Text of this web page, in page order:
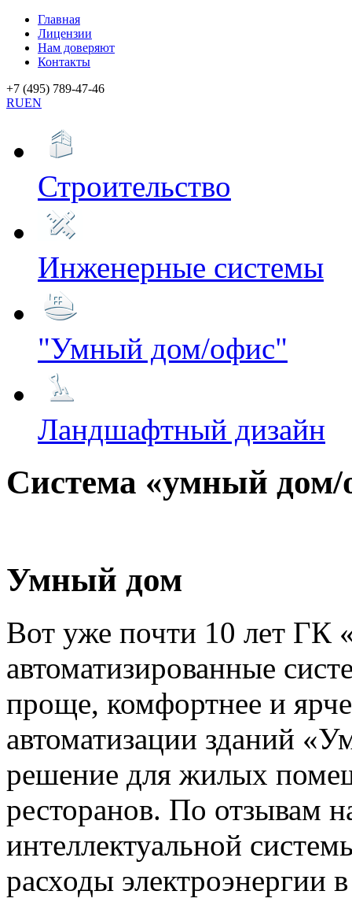
Главная
Лицензии
Нам доверяют
Контакты
+7 (495) 789-47-46
RUEN
Строительство
Инженерные системы
"Умный дом/офис"
Ландшафтный дизайн
Система «умный дом/
Умный дом
Вот уже почти 10 лет ГК
автоматизированные
проще, комфортнее и
автоматизации зданий
решение для жилых
ресторанов. По отзывам
интеллектуальной
расходы электроэнергии